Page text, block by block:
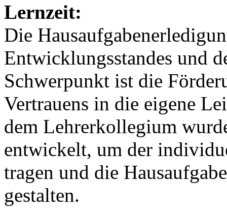
Lernzeit:
Die
Entwicklungsstandes und
Schwerpunkt ist die
Vertrauens in die eigene
dem Lehrerkollegium
entwickelt, um der
tragen und die
gestalten.